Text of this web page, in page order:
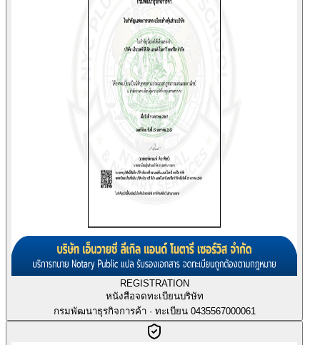
REGISTRATION
หนังสือจดทะเบียนบริษัท
กรมพัฒนาธุรกิจการค้า · ทะเบียน 0435567000061